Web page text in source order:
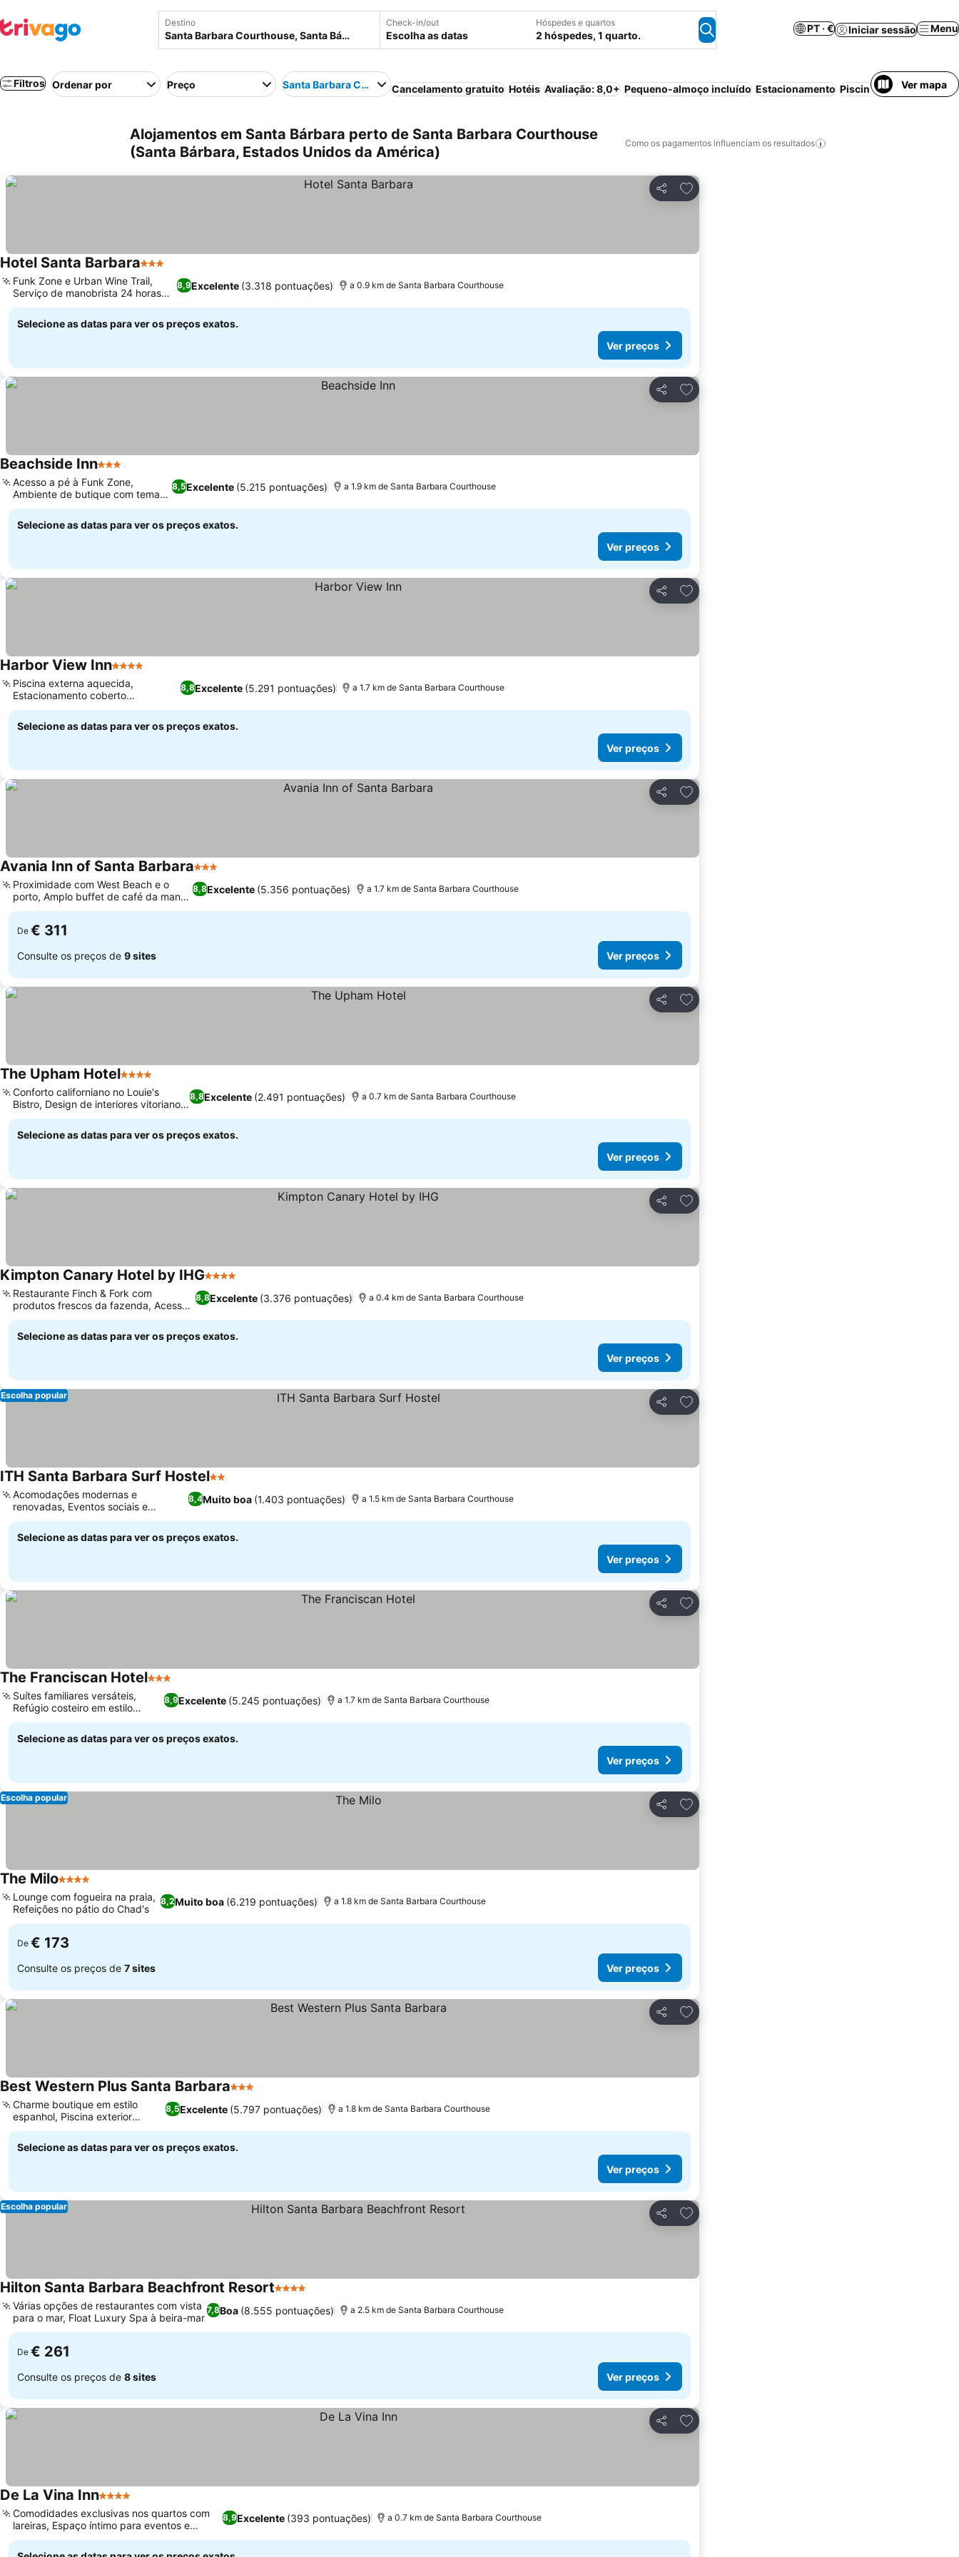
Destino Check-in/out
Escolha as datas
Hóspedes e quartos
2 hóspedes, 1 quarto.
PT · € Iniciar sessão Menu
Filtros Ordenar por Preço Santa Barbara CourthouseCancelamento gratuito Hotéis Avaliação: 8,0+ Pequeno-almoço incluído Estacionamento Piscina Praia Animais
Ver mapa
Alojamentos em Santa Bárbara perto de Santa Barbara Courthouse
(Santa Bárbara, Estados Unidos da América)
Como os pagamentos influenciam os resultados
Partilhar
Adicionar aos favoritos
Hotel Santa Barbara3 Estrelas
8,9Excelente (3.318 pontuações)
Funk Zone e Urban Wine Trail,
Serviço de manobrista 24 horas
seguro
a 0.9 km de Santa Barbara Courthouse
Selecione as datas para ver os preços exatos.
Ver preços
Partilhar
Adicionar aos favoritos
Beachside Inn3 Estrelas
8,5Excelente (5.215 pontuações)
Acesso a pé à Funk Zone,
Ambiente de butique com tema
costeiro
a 1.9 km de Santa Barbara Courthouse
Selecione as datas para ver os preços exatos.
Ver preços
Partilhar
Adicionar aos favoritos
Harbor View Inn4 Estrelas
8,8Excelente (5.291 pontuações)
Piscina externa aquecida,
Estacionamento coberto
conveniente no local
a 1.7 km de Santa Barbara Courthouse
Selecione as datas para ver os preços exatos.
Ver preços
Partilhar
Adicionar aos favoritos
Avania Inn of Santa Barbara3 Estrelas
8,8Excelente (5.356 pontuações)
Proximidade com West Beach e o
porto, Amplo buffet de café da manhã
quente
a 1.7 km de Santa Barbara Courthouse
De € 311
Consulte os preços de 9 sites Ver preços
Partilhar
Adicionar aos favoritos
The Upham Hotel4 Estrelas
8,8Excelente (2.491 pontuações)
Conforto californiano no Louie's
Bistro, Design de interiores vitoriano
autêntico
a 0.7 km de Santa Barbara Courthouse
Selecione as datas para ver os preços exatos.
Ver preços
Partilhar
Adicionar aos favoritos
Kimpton Canary Hotel by IHG4 Estrelas
8,8Excelente (3.376 pontuações)
Restaurante Finch & Fork com
produtos frescos da fazenda, Acesso
à Gold's Gym
a 0.4 km de Santa Barbara Courthouse
Selecione as datas para ver os preços exatos.
Ver preços
Partilhar
Adicionar aos favoritos
Escolha popular
ITH Santa Barbara Surf Hostel2 Estrelas
8,4Muito boa (1.403 pontuações)
Acomodações modernas e
renovadas, Eventos sociais e
atividades vibrantes
a 1.5 km de Santa Barbara Courthouse
Selecione as datas para ver os preços exatos.
Ver preços
Partilhar
Adicionar aos favoritos
The Franciscan Hotel3 Estrelas
8,9Excelente (5.245 pontuações)
Suítes familiares versáteis,
Refúgio costeiro em estilo
espanhol
a 1.7 km de Santa Barbara Courthouse
Selecione as datas para ver os preços exatos.
Ver preços
Partilhar
Adicionar aos favoritos
Escolha popular
The Milo4 Estrelas
8,2Muito boa (6.219 pontuações)
Lounge com fogueira na praia,
Refeições no pátio do Chad's
a 1.8 km de Santa Barbara Courthouse
De € 173
Consulte os preços de 7 sites Ver preços
Partilhar
Adicionar aos favoritos
Best Western Plus Santa Barbara3 Estrelas
8,5Excelente (5.797 pontuações)
Charme boutique em estilo
espanhol, Piscina exterior
aquecida
a 1.8 km de Santa Barbara Courthouse
Selecione as datas para ver os preços exatos.
Ver preços
Partilhar
Adicionar aos favoritos
Escolha popular
Hilton Santa Barbara Beachfront Resort4 Estrelas
7,8Boa (8.555 pontuações)
Várias opções de restaurantes com vista
para o mar, Float Luxury Spa à beira-mar
a 2.5 km de Santa Barbara Courthouse
De € 261
Consulte os preços de 8 sites Ver preços
Partilhar
Adicionar aos favoritos
De La Vina Inn4 Estrelas
8,9Excelente (393 pontuações)
Comodidades exclusivas nos quartos com
lareiras, Espaço íntimo para eventos e
compra de grupo
a 0.7 km de Santa Barbara Courthouse